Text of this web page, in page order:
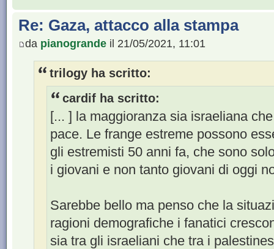
Re: Gaza, attacco alla stampa
da pianogrande il 21/05/2021, 11:01
trilogy ha scritto:
cardif ha scritto:
[... ] la maggioranza sia israeliana
pace. Le frange estreme possono
gli estremisti 50 anni fa, che sono
i giovani e non tanto giovani di oggi
Sarebbe bello ma penso che la
ragioni demografiche i fanatici
sia tra gli israeliani che tra i